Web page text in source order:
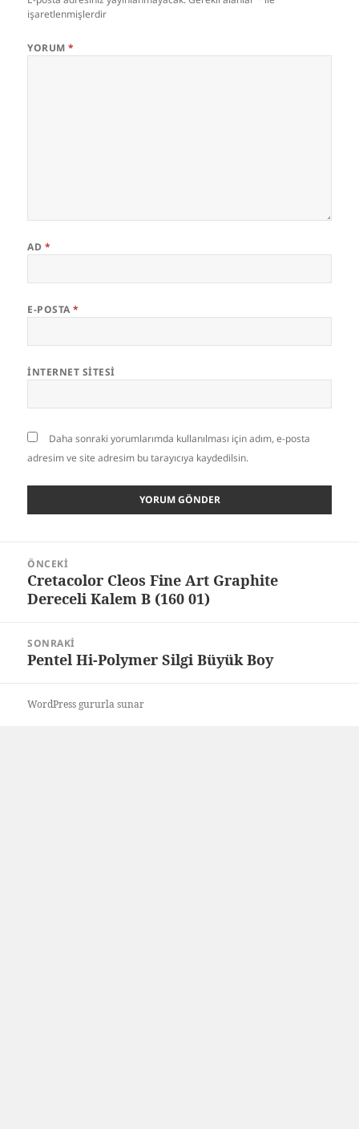
işaretlenmişlerdir
YORUM*
AD *
E-POSTA*
İNTERNET SITESI
Daha sonraki yorumlarımda kullanılması için adım, e-posta
adresim ve site adresim bu tarayıcıya kaydedilsin.
gezinmesi
ÖNCEKI
Önceki
yazı:
Cretacolor Cleos Fine Art Graphite
Dereceli Kalem B (160 01)
SONRAKI
Sonraki
Pentel Hi-Polymer Silgi Büyük Boy
WordPress gururla sunar